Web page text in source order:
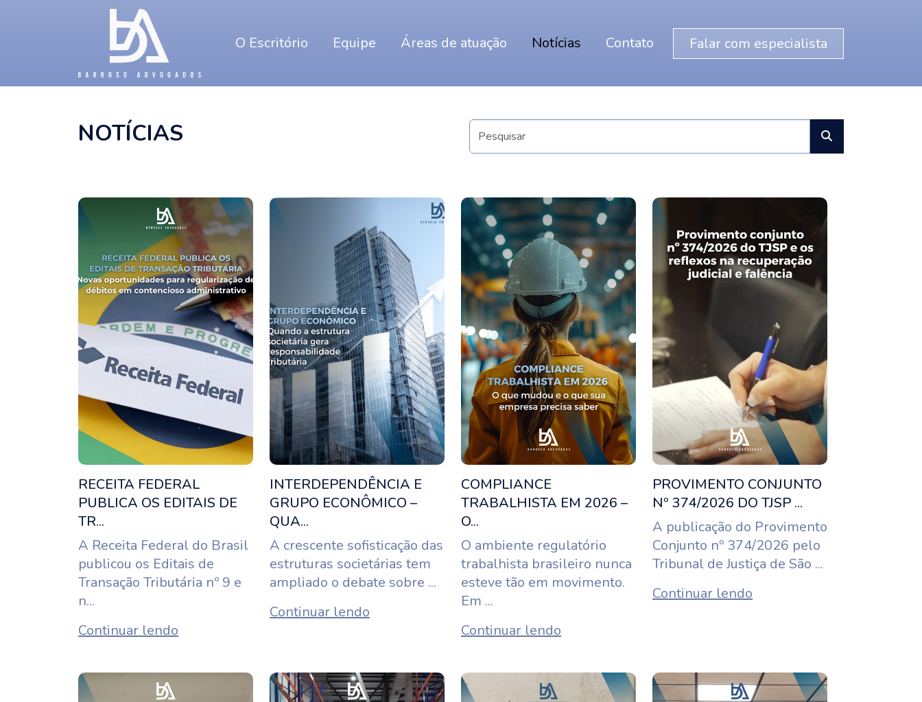
O Escritório Equipe Áreas de atuação Notícias Contato Falar com especialista
NOTÍCIAS
RECEITA FEDERAL
PUBLICA OS EDITAIS DE
TR...
A Receita Federal do Brasil
publicou os Editais de
Transação Tributária nº 9 e
n...
Continuar lendo
INTERDEPENDÊNCIA E
GRUPO ECONÔMICO –
QUA...
A crescente sofisticação das
estruturas societárias tem
ampliado o debate sobre ...
Continuar lendo
COMPLIANCE
TRABALHISTA EM 2026 –
O...
O ambiente regulatório
trabalhista brasileiro nunca
esteve tão em movimento.
Em ...
Continuar lendo
PROVIMENTO CONJUNTO
Nº 374/2026 DO TJSP ...
A publicação do Provimento
Conjunto nº 374/2026 pelo
Tribunal de Justiça de São ...
Continuar lendo